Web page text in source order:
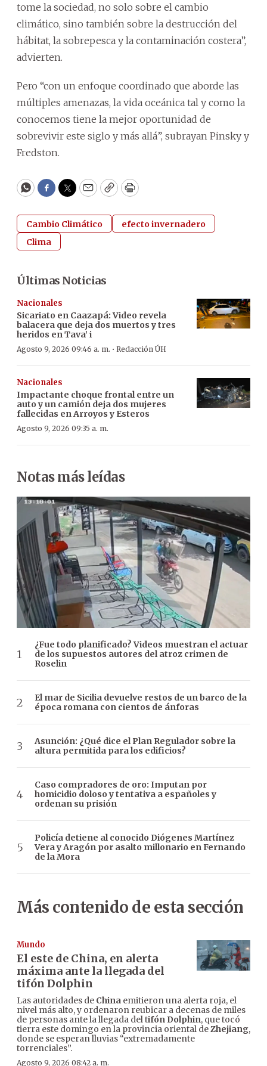
tome la sociedad, no solo sobre el cambio
climático, sino también sobre la destrucción del
hábitat, la sobrepesca y la contaminación costera”,
advierten.
Pero “con un enfoque coordinado que aborde las
múltiples amenazas, la vida oceánica tal y como la
conocemos tiene la mejor oportunidad de
sobrevivir este siglo y más allá”, subrayan Pinsky y
Fredston.
WhatsApp
Facebook
Twitter
EmailCopyPrint
Cambio Climático
efecto invernadero
Clima
Últimas Noticias
Nacionales
Sicariato en Caazapá: Video revela
balacera que deja dos muertos y tres
heridos en Tava’ i
Agosto 9, 2026 09:46 a. m. · Redacción ÚH
Nacionales
Impactante choque frontal entre un
auto y un camión deja dos mujeres
fallecidas en Arroyos y Esteros
Agosto 9, 2026 09:35 a. m.
Notas más leídas
¿Fue todo planificado? Videos muestran el actuar
de los supuestos autores del atroz crimen de
Roselin
El mar de Sicilia devuelve restos de un barco de la
época romana con cientos de ánforas
Asunción: ¿Qué dice el Plan Regulador sobre la
altura permitida para los edificios?
Caso compradores de oro: Imputan por
homicidio doloso y tentativa a españoles y
ordenan su prisión
Policía detiene al conocido Diógenes Martínez
Vera y Aragón por asalto millonario en Fernando
de la Mora
Más contenido de esta sección
Mundo
El este de China, en alerta
máxima ante la llegada del
tifón Dolphin
Las autoridades de China emitieron una alerta roja, el
nivel más alto, y ordenaron reubicar a decenas de miles
de personas ante la llegada del tifón Dolphin, que tocó
tierra este domingo en la provincia oriental deZhejiang,
donde se esperan lluvias “extremadamente
torrenciales”.
Agosto 9, 2026 08:42 a. m.